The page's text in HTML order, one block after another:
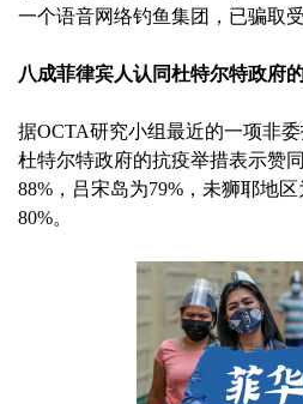
一个语音网络钓鱼集团，已骗取
八成菲律宾人认同杜特尔特政府
据OCTA研究小组最近的一项非
杜特尔特政府的抗疫举措表示赞
88%，吕宋岛为79%，未狮耶地
80%。